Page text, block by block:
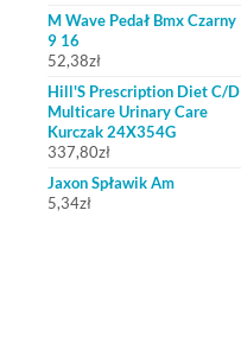
M Wave Pedał Bmx Czarny
9 16
52,38zł
Hill'S Prescription Diet C/D
Multicare Urinary Care
Kurczak 24X354G
337,80zł
Jaxon Spławik Am
5,34zł